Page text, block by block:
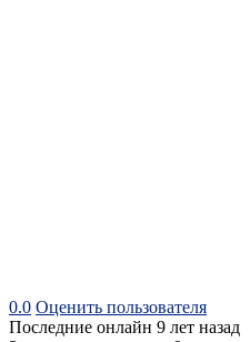
0.0 Оценить пользователя
Последние онлайн 9 лет назад